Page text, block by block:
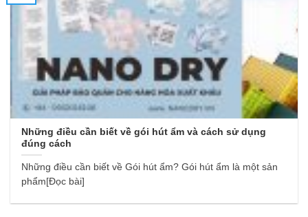
Những điều cần biết về gói hút ẩm và cách sử dụng
đúng cách
Những điều cần biết về Gói hút ẩm? Gói hút ẩm là một sản
phẩm[Đọc bài]